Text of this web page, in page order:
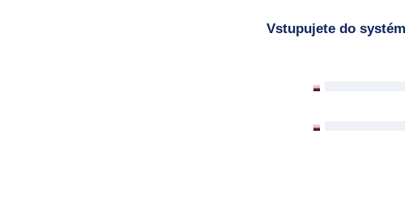
Vstupujete do